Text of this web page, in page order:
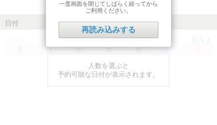
日付
火 水 木 金 土
人数を選ぶと
予約可能な日付が表示されます。
一度画面を閉じてしばらく経ってから
ご利用ください。
再読み込みする